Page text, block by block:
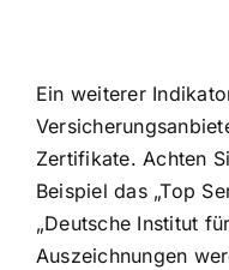
Ein weiterer
Zertifikate. Achten
Beispiel das „Top
„Deutsche Institut
Auszeichnungen